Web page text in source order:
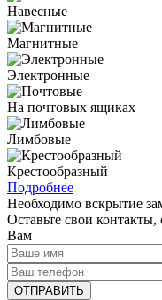
Навесные
Магнитные
Электронные
На почтовых ящиках
Лимбовые
Крестообразный
Подробнее
Необходимо вскрытие
Оставьте свои
Вам